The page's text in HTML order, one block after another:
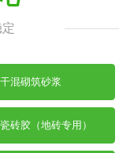
干混砌筑砂浆
砖胶（地砖专用）